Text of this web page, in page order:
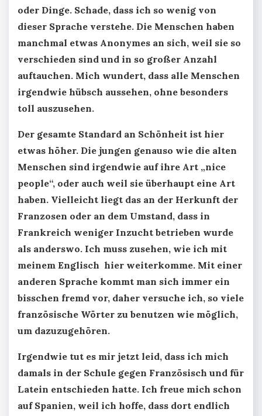
oder Dinge. Schade, dass ich so wenig von
dieser Sprache verstehe. Die Menschen haben
manchmal etwas Anonymes an sich, weil sie so
verschieden sind und in so großer Anzahl
auftauchen. Mich wundert, dass alle Menschen
irgendwie hübsch aussehen, ohne besonders
toll auszusehen.
Der gesamte Standard an Schönheit ist hier
etwas höher. Die jungen genauso wie die alten
Menschen sind irgendwie auf ihre Art „nice
people“, oder auch weil sie überhaupt eine Art
haben. Vielleicht liegt das an der Herkunft der
Franzosen oder an dem Umstand, dass in
Frankreich weniger Inzucht betrieben wurde
als anderswo. Ich muss zusehen, wie ich mit
meinem Englisch hier weiterkomme. Mit einer
anderen Sprache kommt man sich immer ein
bisschen fremd vor, daher versuche ich, so viele
französische Wörter zu benutzen wie möglich,
um dazuzugehören.
Irgendwie tut es mir jetzt leid, dass ich mich
damals in der Schule gegen Französisch und für
Latein entschieden hatte. Ich freue mich schon
auf Spanien, weil ich hoffe, dass dort endlich